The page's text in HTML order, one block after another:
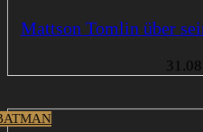
Mattson Tomlin über